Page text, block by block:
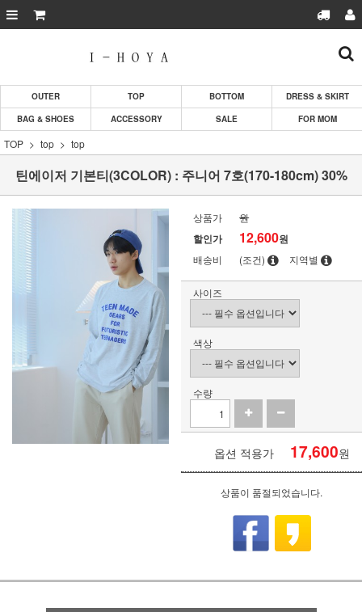
OUTER TOP BOTTOM
DRESS & SKIRT
BAG & SHOES
ACCESSORY SALE FOR MOM
TOP top top
틴에이저 기본티(3COLOR) : 주니어 7호(170-180cm) 30%
상품가 원
할인가 12,600원
배송비 (조건) 지역별
사이즈
색상
수량
옵션 적용가 17,600원
상품이 품절되었습니다.